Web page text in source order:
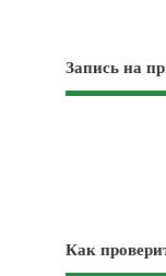
Запись на
Как